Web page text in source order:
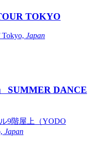
TOKYO
Japan
SUMMER DANCE
9階屋上（YODO
Japan